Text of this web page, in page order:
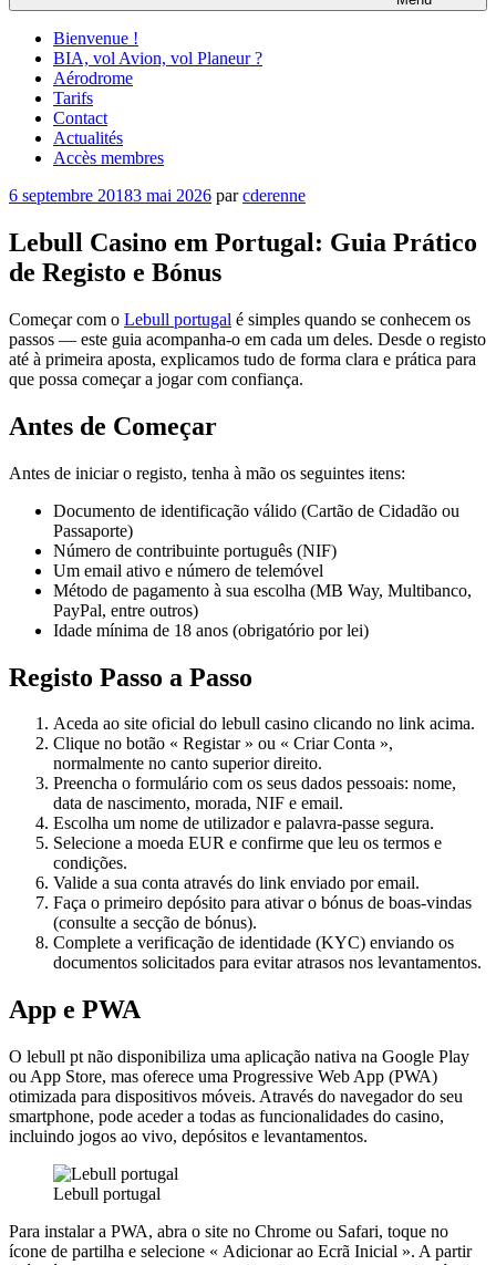
Bienvenue !
BIA, vol Avion, vol Planeur ?
Aérodrome
Tarifs
Contact
Actualités
Accès membres
Publié
6 septembre 20183 mai 2026 parcderenne
Lebull Casino em Portugal: Guia Prático
de Registo e Bónus
Começar com o Lebull portugal é simples quando se conhecem os
passos — este guia acompanha-o em cada um deles. Desde o registo
até à primeira aposta, explicamos tudo de forma clara e prática para
que possa começar a jogar com confiança.
Antes de Começar
Antes de iniciar o registo, tenha à mão os seguintes itens:
Documento de identificação válido (Cartão de Cidadão ou
Passaporte)
Número de contribuinte português (NIF)
Um email ativo e número de telemóvel
Método de pagamento à sua escolha (MB Way, Multibanco,
PayPal, entre outros)
Idade mínima de 18 anos (obrigatório por lei)
Registo Passo a Passo
Aceda ao site oficial do lebull casino clicando no link acima.
Clique no botão « Registar » ou « Criar Conta »,
normalmente no canto superior direito.
Preencha o formulário com os seus dados pessoais: nome,
data de nascimento, morada, NIF e email.
Escolha um nome de utilizador e palavra-passe segura.
Selecione a moeda EUR e confirme que leu os termos e
condições.
Valide a sua conta através do link enviado por email.
Faça o primeiro depósito para ativar o bónus de boas-vindas
(consulte a secção de bónus).
Complete a verificação de identidade (KYC) enviando os
documentos solicitados para evitar atrasos nos levantamentos.
App e PWA
O lebull pt não disponibiliza uma aplicação nativa na Google Play
ou App Store, mas oferece uma Progressive Web App (PWA)
otimizada para dispositivos móveis. Através do navegador do seu
smartphone, pode aceder a todas as funcionalidades do casino,
incluindo jogos ao vivo, depósitos e levantamentos.
Lebull portugal
Para instalar a PWA, abra o site no Chrome ou Safari, toque no
ícone de partilha e selecione « Adicionar ao Ecrã Inicial ». A partir